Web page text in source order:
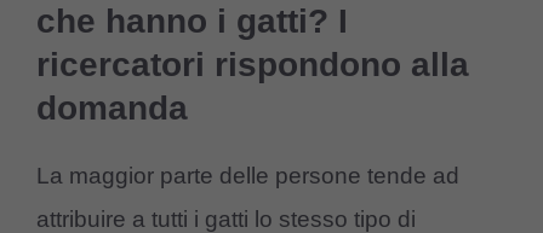
che hanno i gatti? I
ricercatori rispondono alla
domanda
La maggior parte delle persone tende ad
attribuire a tutti i gatti lo stesso tipo di